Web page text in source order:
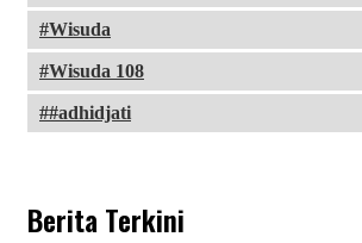
Wisuda
Wisuda 108
#adhidjati
Berita Terkini